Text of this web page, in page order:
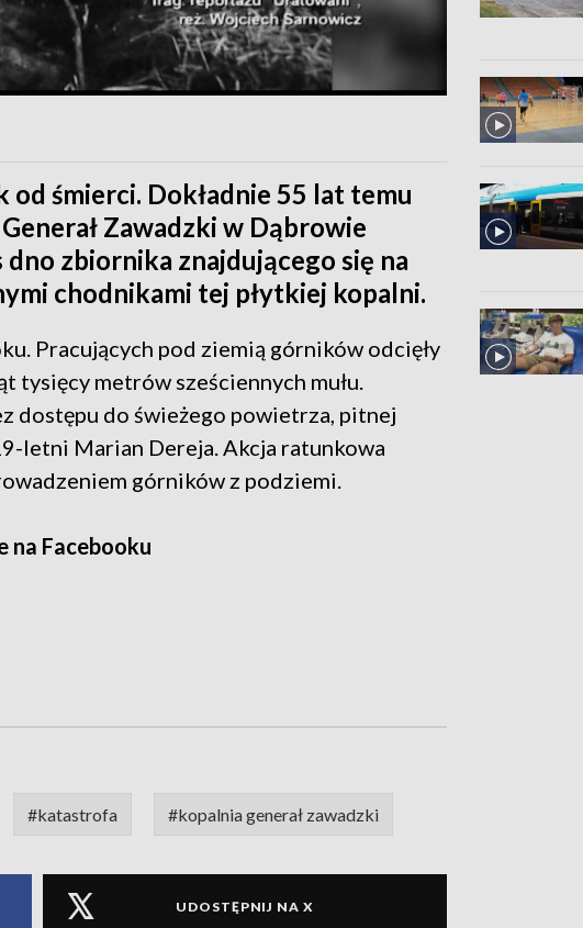
śmierci. Dokładnie 55 lat temu
Zawadzki w Dąbrowie
dno zbiornika znajdującego się na
chodnikami tej płytkiej kopalni.
Pracujących pod ziemią górników odcięły
metrów sześciennych mułu.
dostępu do świeżego powietrza, pitnej
letni Marian Dereja. Akcja ratunkowa
górników z podziemi.
na Facebooku
#katastrofa #kopalnia generał zawadzki
UDOSTĘPNIJ NA X